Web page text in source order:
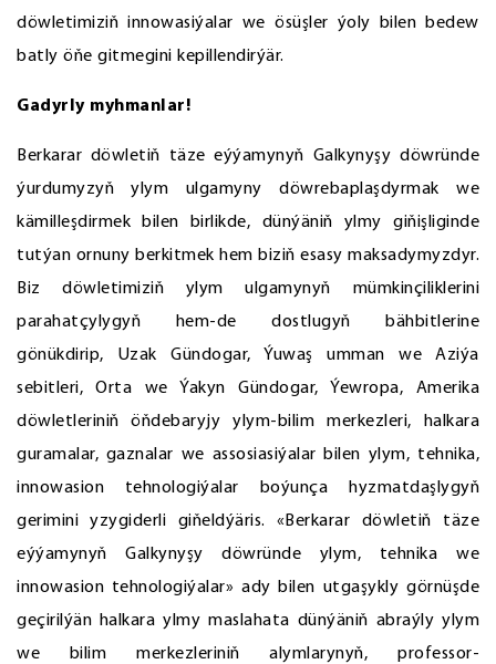
döwletimiziň innowasiýalar we ösüşler ýoly bilen bedew
batly öňe gitmegini kepillendirýär.
Gadyrly myhmanlar!
Berkarar döwletiň täze eýýamynyň Galkynyşy döwründe
ýurdumyzyň ylym ulgamyny döwrebaplaşdyrmak we
kämilleşdirmek bilen birlikde, dünýäniň ylmy giňişliginde
tutýan ornuny berkitmek hem biziň esasy maksadymyzdyr.
Biz döwletimiziň ylym ulgamynyň mümkinçiliklerini
parahatçylygyň hem-de dostlugyň bähbitlerine
gönükdirip, Uzak Gündogar, Ýuwaş umman we Aziýa
sebitleri, Orta we Ýakyn Gündogar, Ýewropa, Amerika
döwletleriniň öňdebaryjy ylym-bilim merkezleri, halkara
guramalar, gaznalar we assosiasiýalar bilen ylym, tehnika,
innowasion tehnologiýalar boýunça hyzmatdaşlygyň
gerimini yzygiderli giňeldýäris. «Berkarar döwletiň täze
eýýamynyň Galkynyşy döwründe ylym, tehnika we
innowasion tehnologiýalar» ady bilen utgaşykly görnüşde
geçirilýän halkara ylmy maslahata dünýäniň abraýly ylym
we bilim merkezleriniň alymlarynyň, professor-